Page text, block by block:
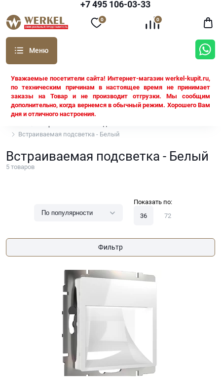
+7 495 106-03-33
Уважаемые посетители сайта! Интернет-магазин werkel-kupit.ru,
по техническим причинам в настоящее время не принимает
заказы на Товар и не производит отгрузки. Мы сообщим
дополнительно, когда вернемся в обычный режим. Хорошего Вам
дня и отличного настроения.
0 0
Встраиваемая подсветка - Белый
Встраиваемая подсветка - Белый
5 товаров
Показать по:
36
72
Фильтр